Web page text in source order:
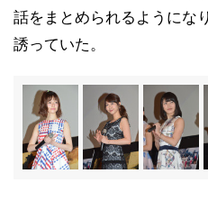
話をまとめられるようにな
誘っていた。